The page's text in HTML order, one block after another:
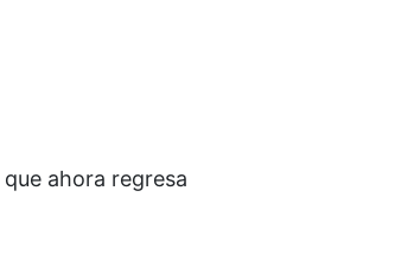
ahora regresa